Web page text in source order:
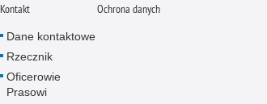
Kontakt
Dane kontaktowe
Rzecznik
Oficerowie
Prasowi
Ochrona danych